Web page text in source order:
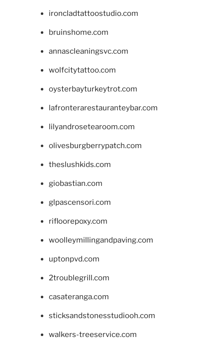
ironcladtattoostudio.com
bruinshome.com
annascleaningsvc.com
wolfcitytattoo.com
oysterbayturkeytrot.com
lafronterarestauranteybar.com
lilyandrosetearoom.com
olivesburgberrypatch.com
theslushkids.com
giobastian.com
glpascensori.com
rifloorepoxy.com
woolleymillingandpaving.com
uptonpvd.com
2troublegrill.com
casateranga.com
sticksandstonesstudiooh.com
walkers-treeservice.com